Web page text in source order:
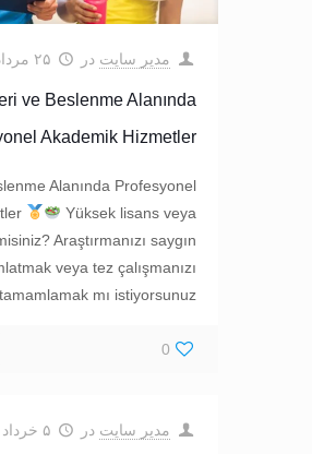
مدیر سایت در ۲۵ مرداد ۱۴۰۴
ve Beslenme Alanında
Akademik Hizmetler
Alanında Profesyonel
Yüksek lisans veya
Araştırmanızı saygın
veya tez çalışmanızı
mı istiyorsunuz?
0
مدیر سایت در ۵ خرداد ۱۳۹۵